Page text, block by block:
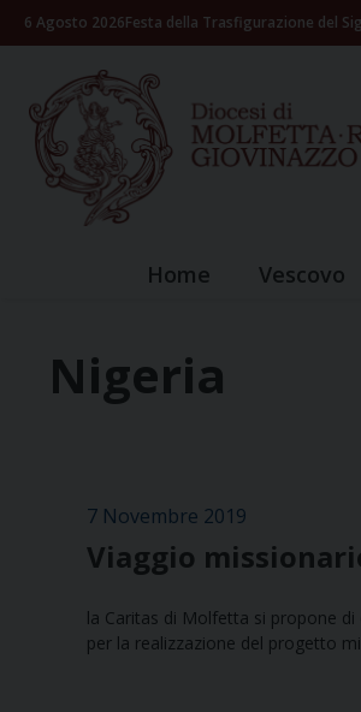
Skip6 Agosto 2026Festa della Trasfigurazione del
Home Vescovo
Nigeria
7 Novembre 2019
Viaggio
la Caritas di Molfetta si propone
per la realizzazione del progetto